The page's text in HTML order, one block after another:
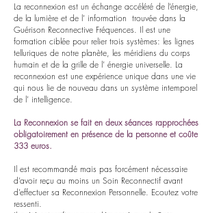
La reconnexion est un échange accéléré de l’énergie,
de la lumière et de l’ information trouvée dans la
Guérison Reconnective Fréquences. Il est une
formation ciblée pour relier trois systèmes: les lignes
telluriques de notre planète, les méridiens du corps
humain et de la grille de l’ énergie universelle. La
reconnexion est une expérience unique dans une vie
qui nous lie de nouveau dans un système intemporel
de l’ intelligence.
La Reconnexion se fait en deux séances rapprochées
obligatoirement en présence de la personne et coûte
333 euros.
Il est recommandé mais pas forcément nécessaire
d’avoir reçu au moins un Soin Reconnectif avant
d’effectuer sa Reconnexion Personnelle. Ecoutez votre
ressenti.